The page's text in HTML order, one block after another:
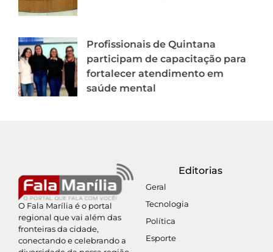
Profissionais de Quintana
participam de capacitação para
fortalecer atendimento em
saúde mental
O Fala Marília é o portal
regional que vai além das
fronteiras da cidade,
conectando e celebrando a
Editorias
Geral
Tecnologia
Política
Esporte